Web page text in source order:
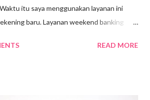
itu saya menggunakan layanan ini
baru. Layanan weekend banking
Grand Indonesia dan KCP Pondok Indah
READ MORE